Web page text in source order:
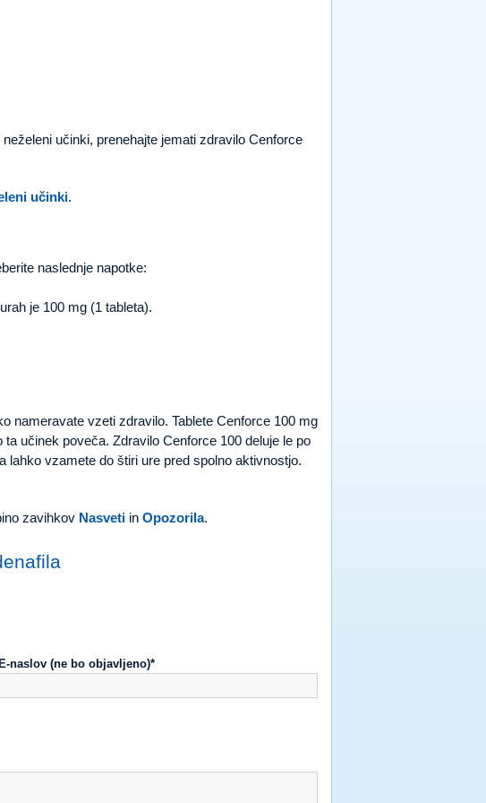
učinki, prenehajte jemati zdravilo Cenforce
učinki.
naslednje napotke:
je 100 mg (1 tableta).
nameravate vzeti zdravilo. Tablete Cenforce 100 mg
učinek poveča. Zdravilo Cenforce 100 deluje le po
lahko vzamete do štiri ure pred spolno aktivnostjo.
zavihkov Nasveti in Opozorila.
naslov (ne bo objavljeno)*